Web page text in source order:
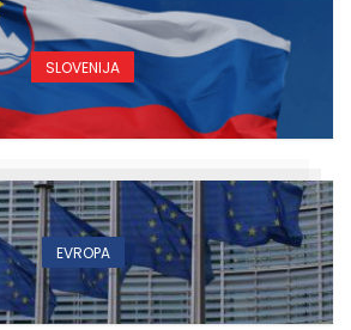
SLOVENIJA
EVROPA